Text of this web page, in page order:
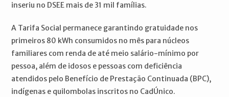
inseriu no DSEE mais de 31 mil famílias.
A Tarifa Social permanece garantindo gratuidade nos
primeiros 80 kWh consumidos no mês para núcleos
familiares com renda de até meio salário-mínimo por
pessoa, além de idosos e pessoas com deficiência
atendidos pelo Benefício de Prestação Continuada (BPC),
indígenas e quilombolas inscritos no CadÚnico.